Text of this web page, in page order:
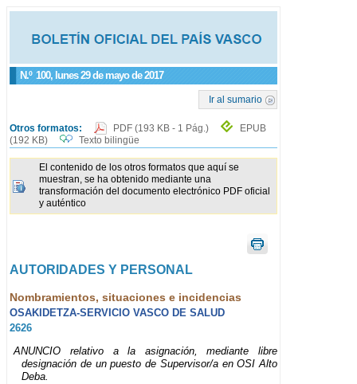
N.º 100, lunes 29 de mayo de 2017
Ir al sumario
Otros formatos: PDF (193 KB - 1 Pág.)
EPUB
(192 KB)
Texto bilingüe
El contenido de los otros formatos que aquí se
muestran, se ha obtenido mediante una
transformación del documento electrónico PDF oficial
y auténtico
AUTORIDADES Y PERSONAL
Nombramientos, situaciones e incidencias
OSAKIDETZA-SERVICIO VASCO DE SALUD
2626
ANUNCIO relativo a la asignación, mediante libre
designación de un puesto de Supervisor/a en OSI Alto
Deba.